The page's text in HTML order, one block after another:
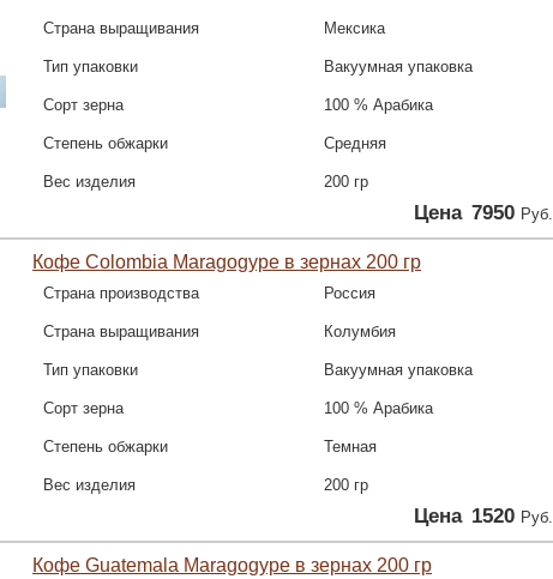
Страна выращивания Мексика
Тип упаковки Вакуумная упаковка
Сорт зерна 100 % Арабика
Степень обжарки Средняя
Вес изделия 200 гр
Цена 7950 Руб.
Кофе Colombia Maragogype в зернах 200 гр
Страна производства Россия
Страна выращивания Колумбия
Тип упаковки Вакуумная упаковка
Сорт зерна 100 % Арабика
Степень обжарки Темная
Вес изделия 200 гр
Цена 1520 Руб.
Кофе Guatemala Maragogype в зернах 200 гр